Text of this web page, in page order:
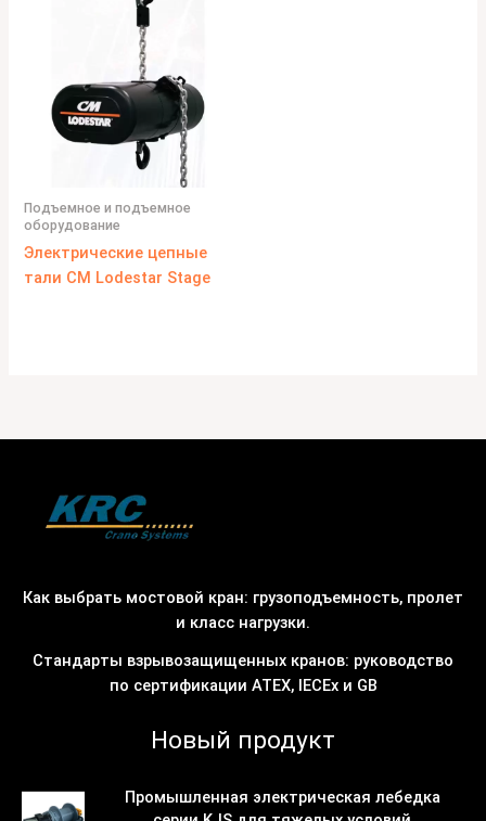
Подъемное и подъемное
оборудование
Электрические цепные
тали CM Lodestar Stage
Как выбрать мостовой кран: грузоподъемность, пролет
и класс нагрузки.
Стандарты взрывозащищенных кранов: руководство
по сертификации ATEX, IECEx и GB
Новый продукт
Промышленная электрическая лебедка